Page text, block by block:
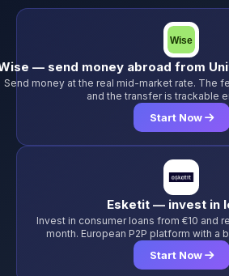
— send money abroad from
Send money at the real mid-market rate. The
and the transfer is trackable
Start Now
Esketit — invest in
Invest in consumer loans from €10 and
month. European P2P platform with a
Start Now